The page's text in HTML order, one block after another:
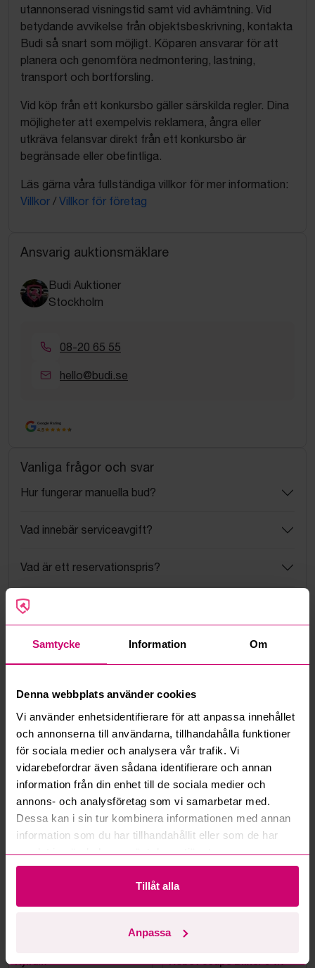
Samtycke Information Om
Denna webbplats använder cookies
Vi använder enhetsidentifierare för att anpassa innehållet
och annonserna till användarna, tillhandahålla funktioner
för sociala medier och analysera vår trafik. Vi
vidarebefordrar även sådana identifierare och annan
information från din enhet till de sociala medier och
annons- och analysföretag som vi samarbetar med.
Dessa kan i sin tur kombinera informationen med annan
information som du har tillhandahållit eller som de har
samlat in när du har använt deras tjänster.
Tillåt alla
Anpassa
utannonserad visningstid samt vid avhämtning. Vid
betydande avvikelse från objektsbeskrivning, kontakta
Budi så snart som möjligt. Köparen ansvarar för att
planera och genomföra nedmontering, lastning,
transport och bortforsling.
Vid köp från ett konkursbo gäller särskilda regler. Dina
möjligheter att exempelvis reklamera, ångra eller
utkräva felansvar direkt från ett konkursbo är
begränsade eller obefintliga.
Läs gärna våra fullständiga villkor för mer information:
Villkor / Villkor för företag
Ansvarig auktionsmäklare
Budi Auktioner
Stockholm
08-20 65 55
hello@budi.se
Google Rating
4.5
Vanliga frågor och svar
Hur fungerar manuella bud?
Vad innebär serviceavgift?
Vad är ett reservationspris?
Hur fungerar maxbud?
Hur fungerar budmotorn?
Kan ni frakta mina vunna objekt?
Läs fler frågor och svar
Mer från samma kategori
Kylrum
Robot coupe Blixer 5 v.v